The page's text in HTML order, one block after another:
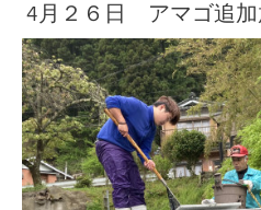
4月２６日 アマゴ追加